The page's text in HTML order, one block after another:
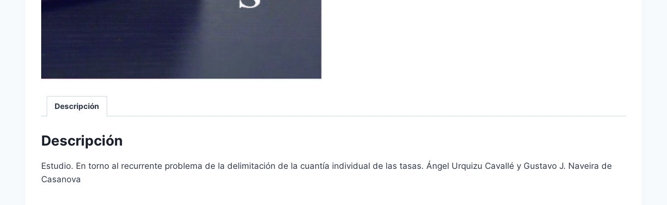
Descripción
Descripción
Estudio. En torno al recurrente problema de la delimitación de la cuantía individual de las tasas. Ángel Urquizu Cavallé y Gustavo J. Naveira de
Casanova